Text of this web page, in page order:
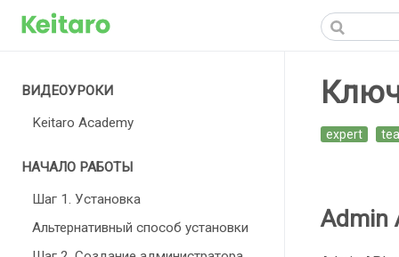
ВИДЕОУРОКИ
Keitaro Academy
НАЧАЛО РАБОТЫ
Шаг 1. Установка
Альтернативный способ установки
expert
Admin